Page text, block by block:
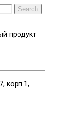
Search
продукт
корп.1,